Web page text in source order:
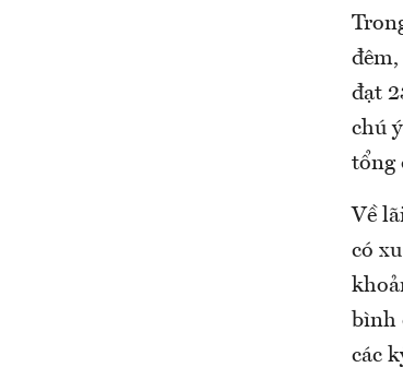
đạt
chú
tổng
Về
có
bình
các